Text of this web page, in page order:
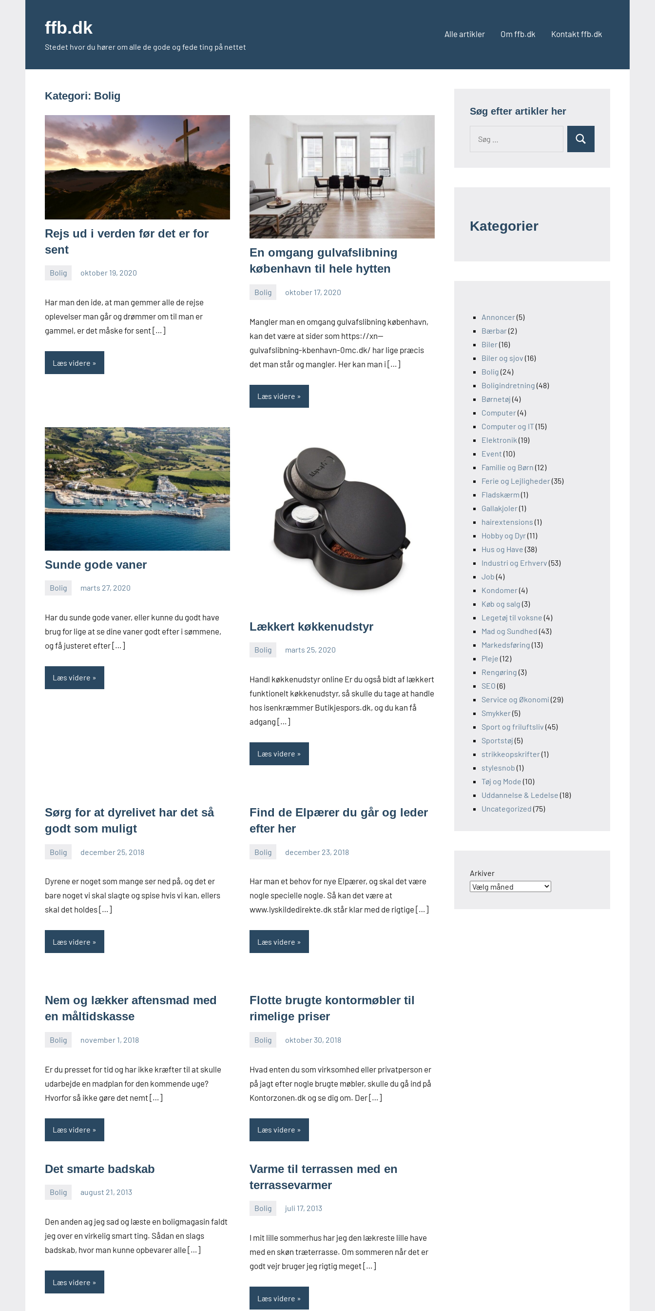
indholdffb.dk
Stedet hvor du hører om alle de gode og fede ting på nettet
Alle artikler Om ffb.dk Kontakt ffb.dk
Kategori: Bolig
Rejs ud i verden før det er for
sent
Bolig oktober 19, 2020
admin
Har man den ide, at man gemmer alle de rejse
oplevelser man går og drømmer om til man er
gammel, er det måske for sent […]
Læs videre
En omgang gulvafslibning
københavn til hele hytten
Bolig oktober 17, 2020
admin
Mangler man en omgang gulvafslibning københavn,
kan det være at sider som https://xn--
gulvafslibning-kbenhavn-0mc.dk/ har lige præcis
det man står og mangler. Her kan man i […]
Læs videre
Sunde gode vaner
Bolig marts 27, 2020
admin
Har du sunde gode vaner, eller kunne du godt have
brug for lige at se dine vaner godt efter i sømmene,
og få justeret efter […]
Læs videre
Lækkert køkkenudstyr
Bolig marts 25, 2020
admin
Handl køkkenudstyr online Er du også bidt af lækkert
funktionelt køkkenudstyr, så skulle du tage at handle
hos isenkræmmer Butikjespors.dk, og du kan få
adgang […]
Læs videre
Sørg for at dyrelivet har det så
godt som muligt
Bolig december 25, 2018
admin
Dyrene er noget som mange ser ned på, og det er
bare noget vi skal slagte og spise hvis vi kan, ellers
skal det holdes […]
Læs videre
Find de Elpærer du går og leder
efter her
Bolig december 23, 2018
admin
Har man et behov for nye Elpærer, og skal det være
nogle specielle nogle. Så kan det være at
www.lyskildedirekte.dk står klar med de rigtige […]
Læs videre
Nem og lækker aftensmad med
en måltidskasse
Bolig november 1, 2018
admin
Er du presset for tid og har ikke kræfter til at skulle
udarbejde en madplan for den kommende uge?
Hvorfor så ikke gøre det nemt […]
Læs videre
Flotte brugte kontormøbler til
rimelige priser
Bolig oktober 30, 2018
admin
Hvad enten du som virksomhed eller privatperson er
på jagt efter nogle brugte møbler, skulle du gå ind på
Kontorzonen.dk og se dig om. Der […]
Læs videre
Det smarte badskab
Bolig august 21, 2013
admin
Den anden ag jeg sad og læste en boligmagasin faldt
jeg over en virkelig smart ting. Sådan en slags
badskab, hvor man kunne opbevarer alle […]
Læs videre
Varme til terrassen med en
terrassevarmer
Bolig juli 17, 2013
admin
I mit lille sommerhus har jeg den lækreste lille have
med en skøn træterrasse. Om sommeren når det er
godt vejr bruger jeg rigtig meget […]
Læs videre
Søg efter artikler her
Kategorier
Annoncer(5)
Bærbar(2)
Biler(16)
Biler og sjov (16)
Bolig (24)
Boligindretning (48)
Børnetøj (4)
Computer(4)
Computer og IT(15)
Elektronik (19)
Event (10)
Familie og Børn (12)
Ferie og Lejligheder(35)
Fladskærm (1)
Gallakjoler(1)
hairextensions (1)
Hobby og Dyr(11)
Hus og Have (38)
Industri og Erhverv (53)
Job (4)
Kondomer(4)
Køb og salg (3)
Legetøj til voksne (4)
Mad og Sundhed (43)
Markedsføring (13)
Pleje (12)
Rengøring (3)
SEO (6)
Service og Økonomi (29)
Smykker(5)
Sport og friluftsliv (45)
Sportstøj (5)
strikkeopskrifter(1)
stylesnob (1)
Tøj og Mode (10)
Uddannelse & Ledelse (18)
Uncategorized (75)
Arkiver